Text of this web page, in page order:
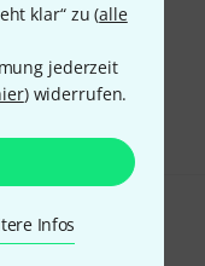
klar“ zu (alle
jederzeit
) widerrufen.
Infos
sehen?